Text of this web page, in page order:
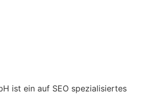
ist ein auf SEO spezialisiertes